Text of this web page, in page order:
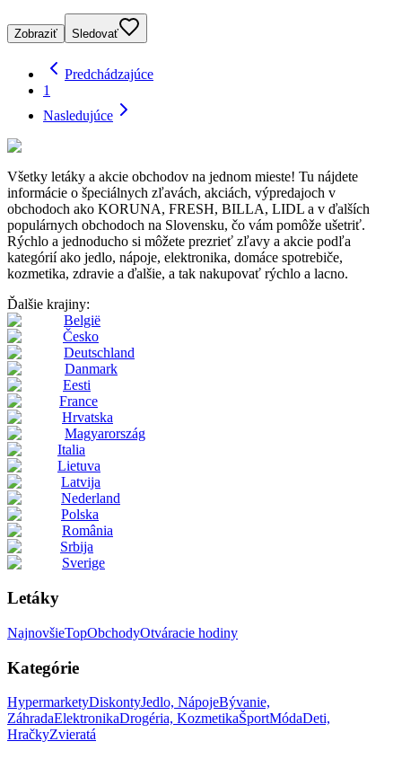
Zobraziť Sledovať
Predchádzajúce
1
Nasledujúce
Všetky letáky a akcie obchodov na jednom mieste! Tu nájdete
informácie o špeciálnych zľavách, akciách, výpredajoch v
obchodoch ako KORUNA, FRESH, BILLA, LIDL a v ďalších
populárnych obchodoch na Slovensku, čo vám pomôže ušetriť.
Rýchlo a jednoducho si môžete prezrieť zľavy a akcie podľa
kategórií ako jedlo, nápoje, elektronika, domáce spotrebiče,
kozmetika, zdravie a ďalšie, a tak nakupovať rýchlo a lacno.
Ďalšie krajiny:
België
Česko
Deutschland
Danmark
Eesti
France
Hrvatska
Magyarország
Italia
Lietuva
Latvija
Nederland
Polska
România
Srbija
Sverige
Letáky
NajnovšieTopObchodyOtváracie hodiny
Kategórie
HypermarketyDiskontyJedlo, NápojeBývanie,
ZáhradaElektronikaDrogéria, KozmetikaŠportMódaDeti,
HračkyZvieratá